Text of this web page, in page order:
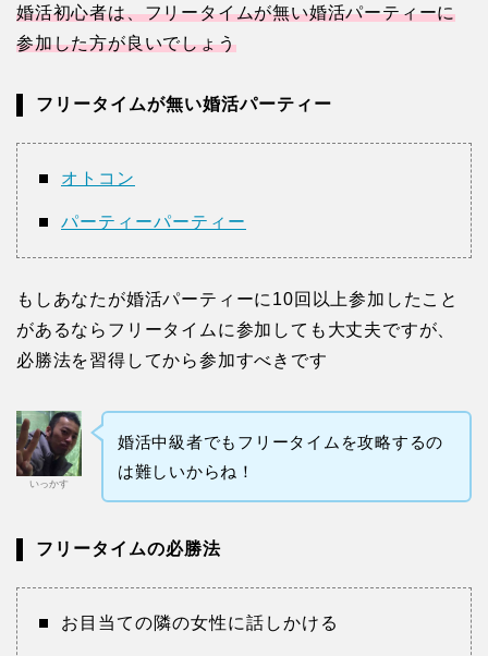
婚活初心者は、フリータイムが無い婚活パーティーに
参加した方が良いでしょう
フリータイムが無い婚活パーティー
オトコン
パーティーパーティー
もしあなたが婚活パーティーに10回以上参加したこと
があるならフリータイムに参加しても大丈夫ですが、
必勝法を習得してから参加すべきです
いっかす
婚活中級者でもフリータイムを攻略するの
は難しいからね！
フリータイムの必勝法
お目当ての隣の女性に話しかける